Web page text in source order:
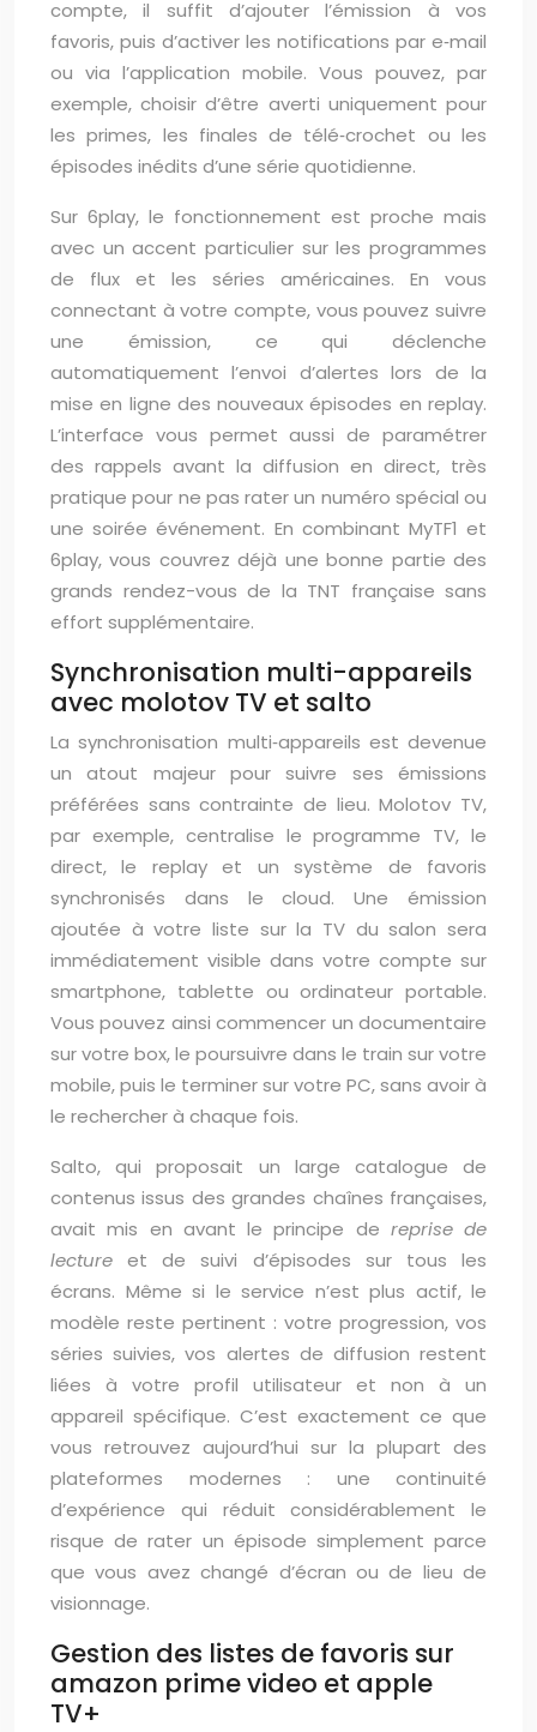
compte, il suffit d’ajouter l’émission à vos
favoris, puis d’activer les notifications par e‑mail
ou via l’application mobile. Vous pouvez, par
exemple, choisir d’être averti uniquement pour
les primes, les finales de télé‑crochet ou les
épisodes inédits d’une série quotidienne.
Sur 6play, le fonctionnement est proche mais
avec un accent particulier sur les programmes
de flux et les séries américaines. En vous
connectant à votre compte, vous pouvez suivre
une émission, ce qui déclenche
automatiquement l’envoi d’alertes lors de la
mise en ligne des nouveaux épisodes en replay.
L’interface vous permet aussi de paramétrer
des rappels avant la diffusion en direct, très
pratique pour ne pas rater un numéro spécial ou
une soirée événement. En combinant MyTF1 et
6play, vous couvrez déjà une bonne partie des
grands rendez-vous de la TNT française sans
effort supplémentaire.
Synchronisation multi-appareils
avec molotov TV et salto
La synchronisation multi‑appareils est devenue
un atout majeur pour suivre ses émissions
préférées sans contrainte de lieu. Molotov TV,
par exemple, centralise le programme TV, le
direct, le replay et un système de favoris
synchronisés dans le cloud. Une émission
ajoutée à votre liste sur la TV du salon sera
immédiatement visible dans votre compte sur
smartphone, tablette ou ordinateur portable.
Vous pouvez ainsi commencer un documentaire
sur votre box, le poursuivre dans le train sur votre
mobile, puis le terminer sur votre PC, sans avoir à
le rechercher à chaque fois.
Salto, qui proposait un large catalogue de
contenus issus des grandes chaînes françaises,
avait mis en avant le principe de reprise de
lecture et de suivi d’épisodes sur tous les
écrans. Même si le service n’est plus actif, le
modèle reste pertinent : votre progression, vos
séries suivies, vos alertes de diffusion restent
liées à votre profil utilisateur et non à un
appareil spécifique. C’est exactement ce que
vous retrouvez aujourd’hui sur la plupart des
plateformes modernes : une continuité
d’expérience qui réduit considérablement le
risque de rater un épisode simplement parce
que vous avez changé d’écran ou de lieu de
visionnage.
Gestion des listes de favoris sur
amazon prime video et apple
TV+